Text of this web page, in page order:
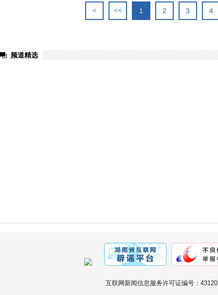
< << 1 2 3 4
频道精选
互联网新闻信息服务许可证编号：